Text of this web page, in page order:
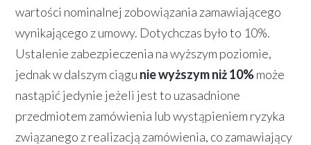
wartości nominalnej zobowiązania zamawiającego
wynikającego z umowy. Dotychczas było to 10%.
Ustalenie zabezpieczenia na wyższym poziomie,
jednak w dalszym ciągu nie wyższym niż 10%może
nastąpić jedynie jeżeli jest to uzasadnione
przedmiotem zamówienia lub wystąpieniem ryzyka
związanego z realizacją zamówienia, co zamawiający